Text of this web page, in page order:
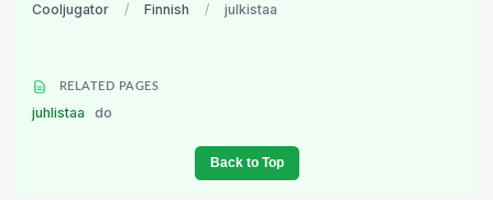
Cooljugator / Finnish / julkistaa
RELATED PAGES
juhlistaa do
Back to Top